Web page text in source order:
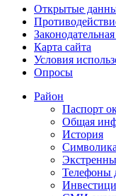
Открытые
Карта сайта
Условия
Опросы
Район
Паспорт
Общая
История
Телефоны